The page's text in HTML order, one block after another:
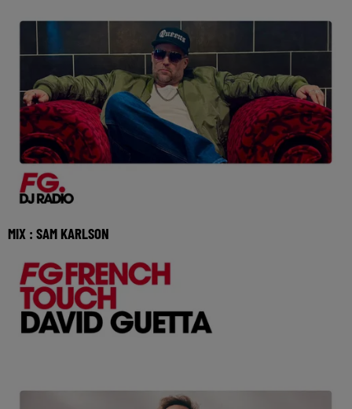
MIX : SAM KARLSON
dimanche 02 aout 2026 🎧 Ecoutez Radio FG sur http: